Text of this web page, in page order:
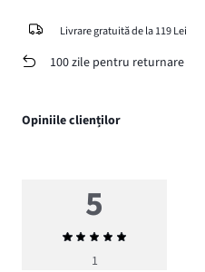
Livrare gratuită de la 119 Lei
100 zile pentru returnare
Opiniile clienților
5
Evaluarea
medie
1